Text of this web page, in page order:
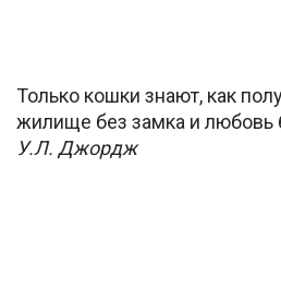
Только кошки знают, как
жилище без замка и любовь
У.Л. Джордж